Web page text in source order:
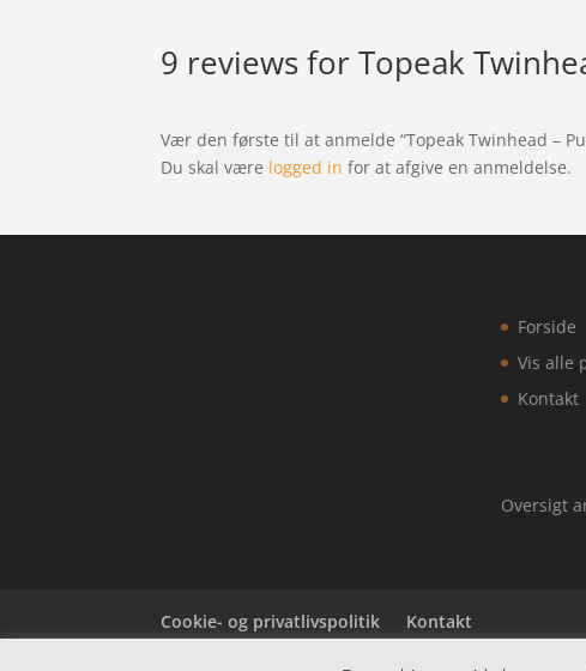
9 reviews forTopeak
Vær den første til at anmelde “Topeak Twinhead –
Du skal være logged in for at afgive en anmeldelse.
Forside
Vis alle
Kontakt
Oversigt
Cookie- og privatlivspolitik Kontakt